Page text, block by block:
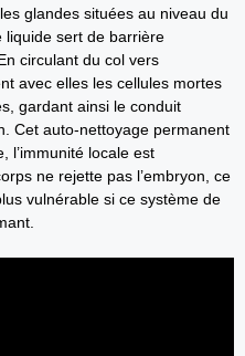
glandes situées au niveau du
liquide sert de barrière
circulant du col vers
avec elles les cellules mortes
gardant ainsi le conduit
Cet auto-nettoyage permanent
l’immunité locale est
ne rejette pas l’embryon, ce
vulnérable si ce système de